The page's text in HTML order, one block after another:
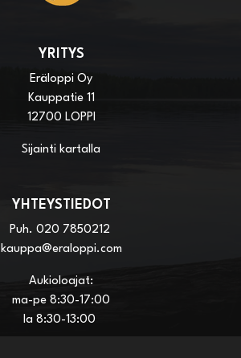
YRITYS
Eräloppi Oy
Kauppatie 11
12700 LOPPI
Sijainti kartalla
YHTEYSTIEDOT
Puh. 020 7850212
kauppa@eraloppi.com
Aukioloajat:
ma-pe 8:30-17:00
la 8:30-13:00